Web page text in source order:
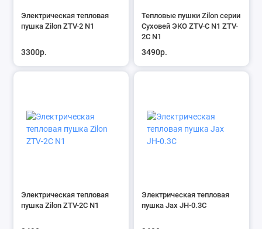
Электрическая тепловая
пушка Zilon ZTV-2 N1
3300р.
Тепловые пушки Zilon серии
Суховей ЭКО ZTV-С N1 ZTV-
2С N1
3490р.
Электрическая тепловая
пушка Zilon ZTV-2С N1
Электрическая тепловая
пушка Jax JH-0.3С